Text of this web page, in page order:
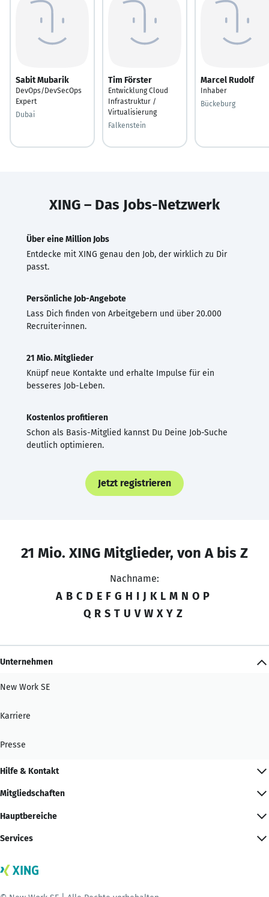
Sabit Mubarik
DevOps/DevSecOps
Expert
Dubai
Tim Förster
Entwicklung Cloud
Infrastruktur /
Virtualisierung
Falkenstein
Marcel Rudolf
Inhaber
Bückeburg
XING – Das Jobs-Netzwerk
Über eine Million Jobs
Entdecke mit XING genau den Job, der wirklich zu Dir
passt.
Persönliche Job-Angebote
Lass Dich finden von Arbeitgebern und über 20.000
Recruiter·innen.
21 Mio. Mitglieder
Knüpf neue Kontakte und erhalte Impulse für ein
besseres Job-Leben.
Kostenlos profitieren
Schon als Basis-Mitglied kannst Du Deine Job-Suche
deutlich optimieren.
Jetzt registrieren
21 Mio. XING Mitglieder, von A bis Z
Nachname:
A B C D E F G H I J K L M N O P
Q R S T U V W X Y Z
Unternehmen
New Work SE
Karriere
Presse
Hilfe & Kontakt
Mitgliedschaften
Hauptbereiche
Services